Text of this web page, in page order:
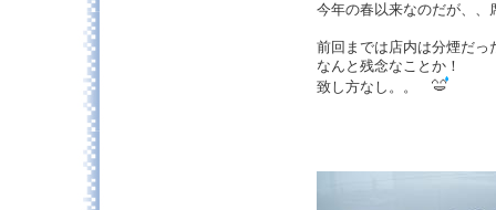
今年の春以来なのだが、、
前回までは店内は分煙だっ
なんと残念なことか！
致し方なし。。